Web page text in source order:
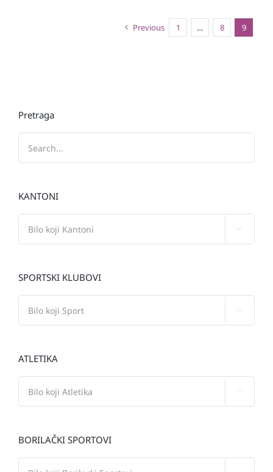
Previous 1 … 8 9
Pretraga
KANTONI
SPORTSKI KLUBOVI
ATLETIKA
BORILAČKI SPORTOVI